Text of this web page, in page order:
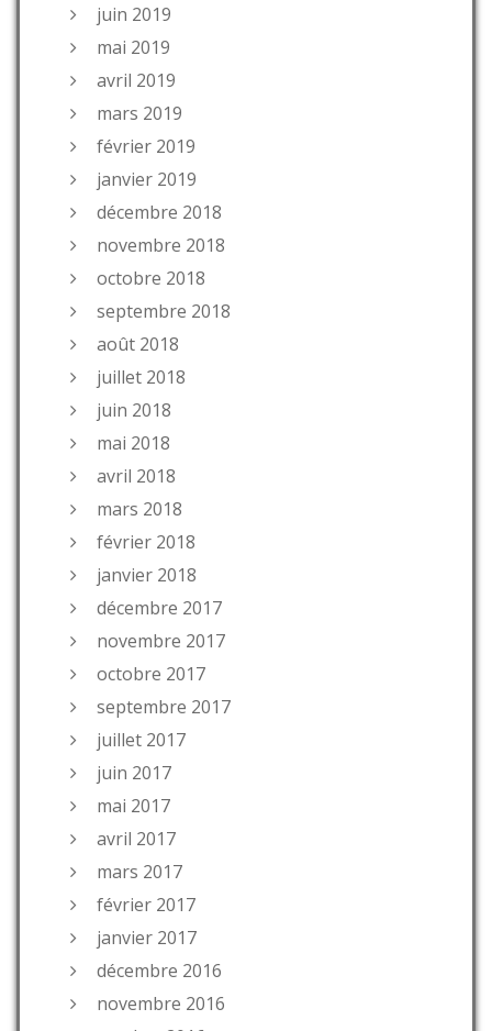
juin 2019
mai 2019
avril 2019
mars 2019
février 2019
janvier 2019
décembre 2018
novembre 2018
octobre 2018
septembre 2018
août 2018
juillet 2018
juin 2018
mai 2018
avril 2018
mars 2018
février 2018
janvier 2018
décembre 2017
novembre 2017
octobre 2017
septembre 2017
juillet 2017
juin 2017
mai 2017
avril 2017
mars 2017
février 2017
janvier 2017
décembre 2016
novembre 2016